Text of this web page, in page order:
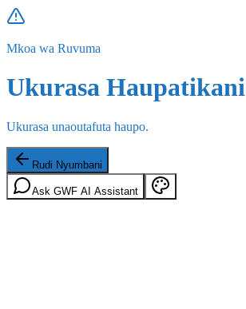
Mkoa wa Ruvuma
Ukurasa Haupatikani
Ukurasa unaoutafuta haupo.
Rudi Nyumbani
Ask GWF AI Assistant